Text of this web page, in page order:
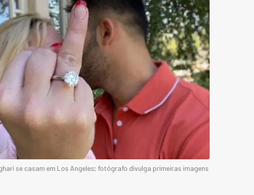
se casam em Los Angeles; fotógrafo divulga primeiras imagens